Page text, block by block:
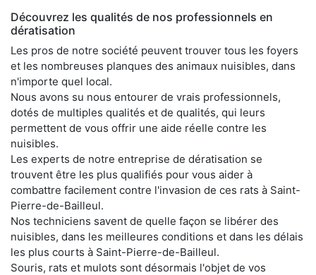
Découvrez les qualités de nos professionnels en
dératisation
Les pros de notre société peuvent trouver tous les foyers
et les nombreuses planques des animaux nuisibles, dans
n'importe quel local.
Nous avons su nous entourer de vrais professionnels,
dotés de multiples qualités et de qualités, qui leurs
permettent de vous offrir une aide réelle contre les
nuisibles.
Les experts de notre entreprise de dératisation se
trouvent être les plus qualifiés pour vous aider à
combattre facilement contre l'invasion de ces rats à Saint-
Pierre-de-Bailleul.
Nos techniciens savent de quelle façon se libérer des
nuisibles, dans les meilleures conditions et dans les délais
les plus courts à Saint-Pierre-de-Bailleul.
Souris, rats et mulots sont désormais l'objet de vos